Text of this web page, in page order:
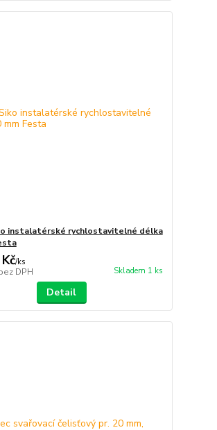
instalatérské rychlostavitelné délka
/ks
DPH Skladem 1 ks
Detail